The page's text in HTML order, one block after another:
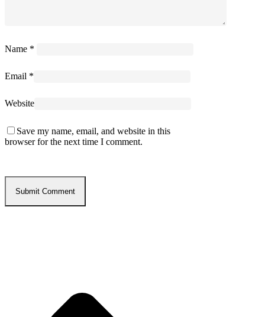
Name *
Email *
Website
Save my name, email, and website in this
browser for the next time I comment.